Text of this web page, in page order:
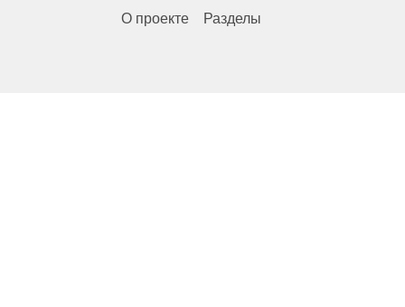
О проекте Разделы